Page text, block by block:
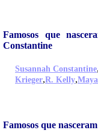
Famosos que
Constantine
Susannah Constantine,
Krieger,R. Kelly,
Famosos que